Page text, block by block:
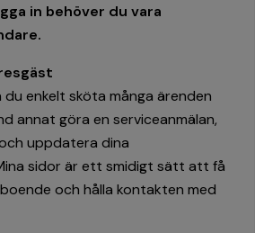
in behöver du vara
enkelt sköta många ärenden
annat göra en serviceanmälan,
uppdatera dina
sidor är ett smidigt sätt att få
och hålla kontakten med